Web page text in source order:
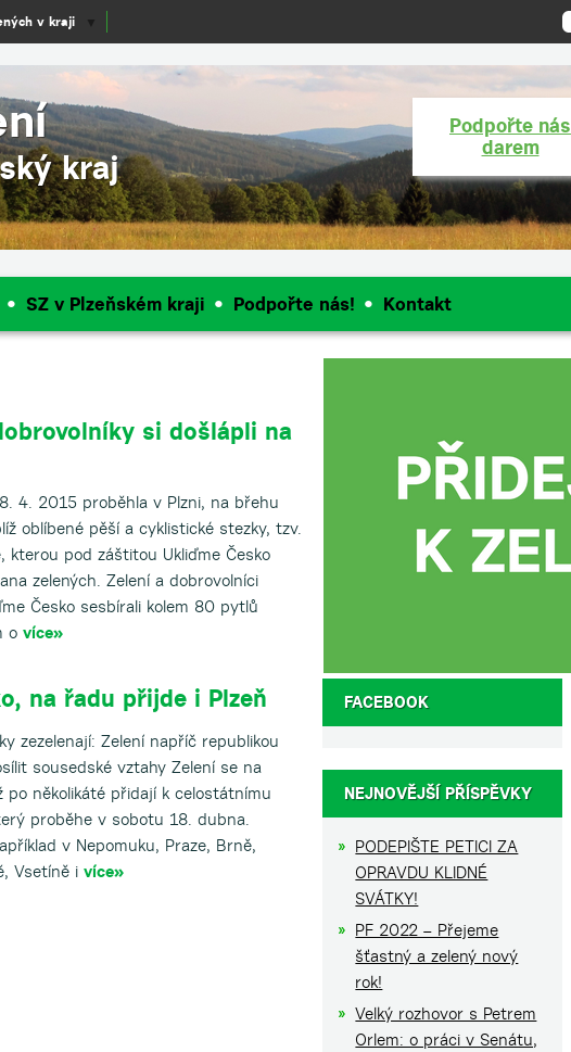
kraj
Podpořte nás
darem
SZ v Plzeňském kraji Podpořte nás! Kontakt
si došlápli na
4. 2015 proběhla v Plzni, na břehu
oblíbené pěší a cyklistické stezky, tzv.
kterou pod záštitou Ukliďme Česko
zelených. Zelení a dobrovolníci
Česko sesbírali kolem 80 pytlů
o více»
na řadu přijde i Plzeň
zezelenají: Zelení napříč republikou
sousedské vztahy Zelení se na
několikáté přidají k celostátnímu
proběhe v sobotu 18. dubna.
v Nepomuku, Praze, Brně,
Vsetíně i více»
FACEBOOK
NEJNOVĚJŠÍ PŘÍSPĚVKY
PODEPIŠTE PETICI ZA
OPRAVDU KLIDNÉ
SVÁTKY!
PF 2022 – Přejeme
šťastný a zelený nový
rok!
Velký rozhovor s Petrem
Orlem: o práci v Senátu,
v kraji ▼